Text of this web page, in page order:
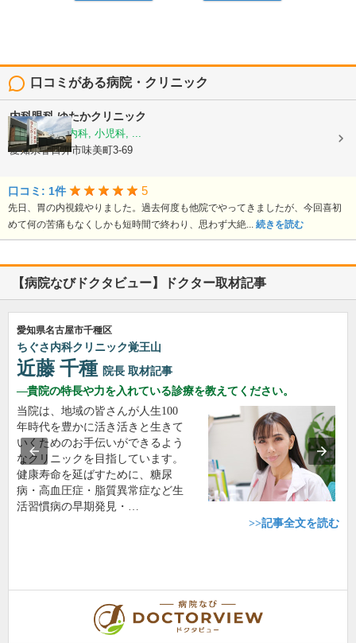
口コミがある病院・クリニック
内科眼科 ゆたかクリニック
内科, 消化器内科, 小児科, ...
愛知県春日井市味美町3-69
口コミ: 1件 5
先日、胃の内視鏡やりました。過去何度も他院でやってきましたが、今回喜初
めて何の苦痛もなくしかも短時間で終わり、思わず大絶... 続きを読む
【病院なびドクタビュー】ドクター取材記事
愛知県名古屋市千種区
ちぐさ内科クリニック覚王山
近藤 千種 院長 取材記事
貴院の特長や力を入れている診療を教えてください。
当院は、地域の皆さんが人生100
年時代を豊かに活き活きと生きて
いくためのお手伝いができるよう
なクリニックを目指しています。
健康寿命を延ばすために、糖尿
病・高血圧症・脂質異常症など生
活習慣病の早期発見・…
>>記事全文を読む